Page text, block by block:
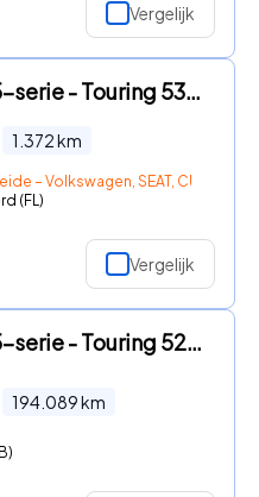
Vergelijk
BMW 5-serie - Touring 530e xDrive 299PK Aut. M-Sport Pro, Panoramadak, Hea
1.372km
– Volkswagen, SEAT, CUPRA,
(FL)
Vergelijk
BMW 5-serie - Touring 520e Business Edition Plus 91% SOH, Trekhaak, Laser,
194.089km